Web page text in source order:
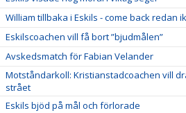
William tillbaka i Eskils - come back redan
Eskilscoachen vill få bort ”bjudmålen”
Avskedsmatch för Fabian Velander
Motståndarkoll: Kristianstadcoachen vill
strået
Eskils bjöd på mål och förlorade